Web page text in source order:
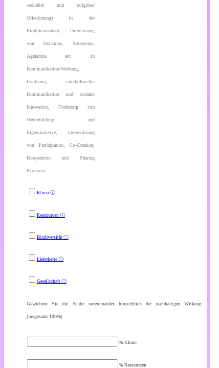
sexueller und religiöser
Orientierung) in der
Produktionskette, Unterlassung
von Sexismus, Rassismus,
Ageismus etc. in
Kommunikation/Werbung,
Förderung interkultureller
Kommunikation und sozialer
Innovation, Förderung von
Weiterbildung und
Eigeninitiative, Unterstützung
von Partizipation, Co-Creation,
Kooperation und Sharing
Economy.
Klimaⓘ
Ressourcen ⓘ
Biodiversität ⓘ
Lieferkette ⓘ
Gesellschaft ⓘ
Gewichten Sie die Felder untereinander hinsichtlich der nachhaltigen Wirkung
(insgesamt 100%).
% Klima
% Ressourcen